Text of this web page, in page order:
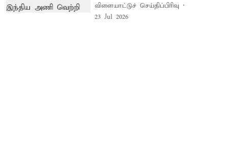
விளையாட்டுச் செய்திப்பிரிவு
23 Jul 2026